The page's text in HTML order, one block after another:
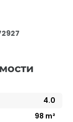
4.0
98 m²